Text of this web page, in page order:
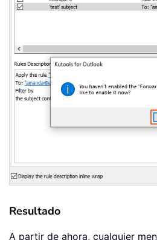
Resultado
A partir de ahora, cualquier